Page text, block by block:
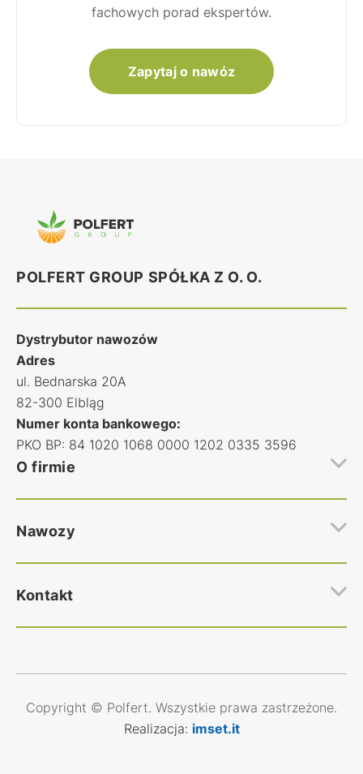
fachowych porad ekspertów.
Zapytaj o nawóz
POLFERT GROUP SPÓŁKA Z O. O.
Dystrybutor nawozów
Adres
ul. Bednarska 20A
82-300 Elbląg
Numer konta bankowego:
PKO BP: 84 1020 1068 0000 1202 0335 3596
O firmie
Hurtownia nawozów rolniczych Polfert
Polityka prywatności
Najczęstsze pytania
Kontakt
Nawozy
Nawozy Azotowe
Nawozy Fosforan amonu
Wszystkie nawozy
Kontakt
zakupy@polfert.com.pl
Sekretariat oraz Księgowość:
+48 510 810 661
Copyright © Polfert. Wszystkie prawa zastrzeżone.
Realizacja: imset.it